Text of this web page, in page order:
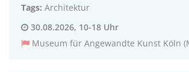
Tags: Architektur
30.08.2026, 10-18 Uhr
Museum für Angewandte Kunst Köln